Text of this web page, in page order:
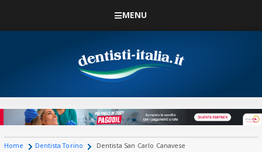
MENU
Home Dentista Torino Dentista San Carlo Canavese